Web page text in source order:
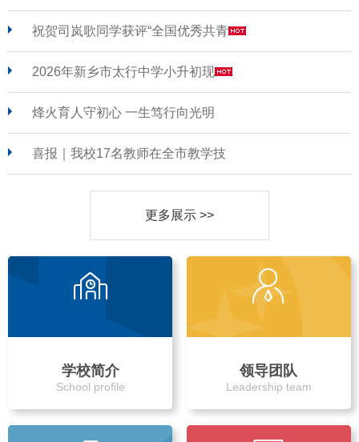
祝贺司岚歌同学获评“全国优秀共青
2026年新乡市太行中学小升初现
烽火育人守初心 一生笃行向光明
喜报｜我校17名教师在全市教学技
更多展示 >>
学校简介
School profile
领导团队
Leadership team